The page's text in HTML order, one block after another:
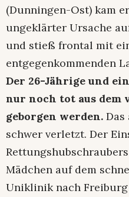
(Dunningen-Ost) kam
ungeklärter Ursache
und stieß frontal mit
entgegenkommenden
Der 26-Jährige und
nur noch tot aus dem
geborgen werden. Das
schwer verletzt. Der
Mädchen auf dem
Uniklinik nach